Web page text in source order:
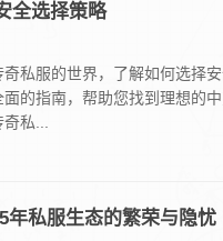
全选择策略
私服的世界，了解如何选择
的指南，帮助您找到理想的
私...
年私服生态的繁荣与隐忧